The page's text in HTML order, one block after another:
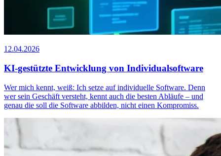
12.04.2026
KI-gestützte Entwicklung von Individualsoftware
Wer mich kennt, weiß: Ich setze auf individuelle Software. Denn
wer sein Geschäft versteht, kennt auch die besten Abläufe – und
genau die soll die Software abbilden, nicht einen Kompromiss.